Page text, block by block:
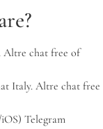
Altre chat free of
Italy. Altre chat free
Telegram